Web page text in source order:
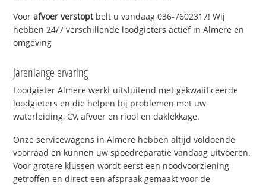
Voorafvoer verstoptbelt u vandaag 036-7602317! Wij
hebben 24/7 verschillende loodgieters actief in Almere en
omgeving
Jarenlange ervaring
Loodgieter Almere werkt uitsluitend met gekwalificeerde
loodgieters en die helpen bij problemen met uw
waterleiding, CV, afvoer en riool en daklekkage.
Onze servicewagens in Almere hebben altijd voldoende
voorraad en kunnen uw spoedreparatie vandaag uitvoeren.
Voor grotere klussen wordt eerst een noodvoorziening
getroffen en direct een afspraak gemaakt voor de